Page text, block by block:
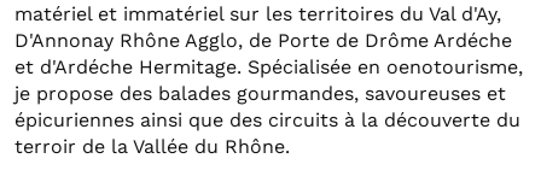
matériel et immatériel sur les territoires du Val d'Ay,
D'Annonay Rhône Agglo, de Porte de Drôme Ardéche
et d'Ardéche Hermitage. Spécialisée en oenotourisme,
je propose des balades gourmandes, savoureuses et
épicuriennes ainsi que des circuits à la découverte du
terroir de la Vallée du Rhône.